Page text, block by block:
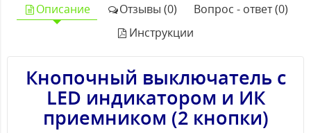
Описание Отзывы (0)
Вопрос - ответ (0)
Инструкции
Кнопочный выключатель с
LED индикатором и ИК
приемником (2 кнопки)